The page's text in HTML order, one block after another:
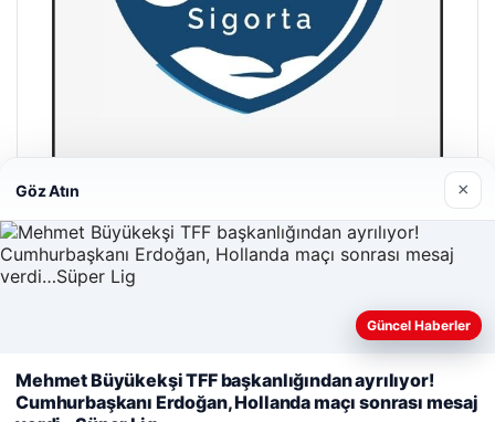
Hastaş Beton
26/05/2026
deneyiminizi kişiselleştirmek ve geliştirmek amacıyla çerezler
kullanıyoruz.Çerez Politikamız
Göz Atın ×
Güncel Haberler
Mehmet Büyükekşi TFF başkanlığından ayrılıyor!
Cumhurbaşkanı Erdoğan, Hollanda maçı sonrası mesaj